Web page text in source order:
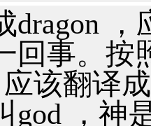
dragon
回事。按
该翻译
god ，神